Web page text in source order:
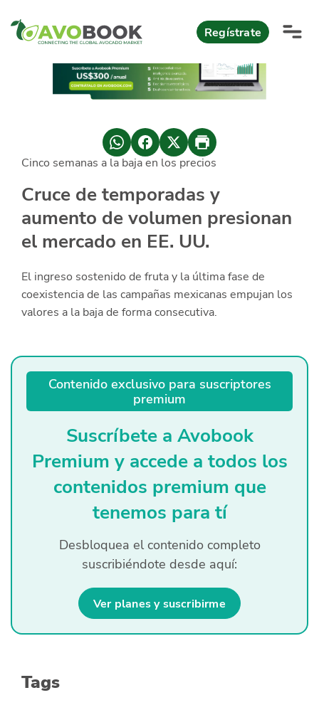
Regístrate
AvoReports
AvoMagazine
AvoEvents
Iniciar Sesión
Contacto
Cinco semanas a la baja en los precios
Cruce de temporadas y
aumento de volumen presionan
el mercado en EE. UU.
El ingreso sostenido de fruta y la última fase de
coexistencia de las campañas mexicanas empujan los
valores a la baja de forma consecutiva.
Contenido exclusivo para suscriptores
premium
Suscríbete a Avobook
Premium y accede a todos los
contenidos premium que
tenemos para tí
Desbloquea el contenido completo
suscribiéndote desde aquí:
Ver planes y suscribirme
Tags